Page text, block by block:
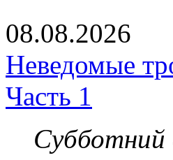
08.08.2026
Неведомые
Часть 1